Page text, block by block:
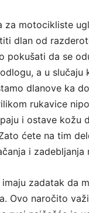
za motocikliste
dlan od
pokušati da se
a u slučaju
dlanove ka
rukavice
i ostave kožu
ćete na tim
i zadebljanja
zadatak da
Ovo naročito